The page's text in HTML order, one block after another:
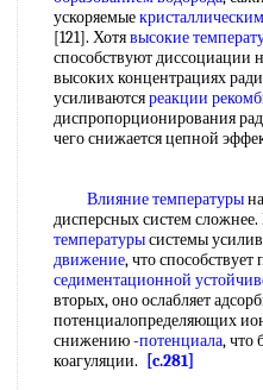
ускоряемые
[121]. Хотявысокие
способствуют диссоциации
высоких концентрациях
усиливаютсяреакции
диспропорционирования
чего снижается цепной
Влияние температуры
дисперсных систем
температурысистемы
движение, что
седиментационной
вторых, оно ослабляет
потенциалопределяющих
снижению -потенциала, что
коагуляции.
[c.281]